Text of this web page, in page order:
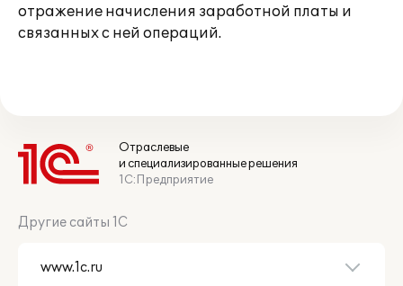
отражение начисления заработной платы и
связанных с ней операций.
Отраслевые
и специализированные решения
1С:Предприятие
Другие сайты 1С